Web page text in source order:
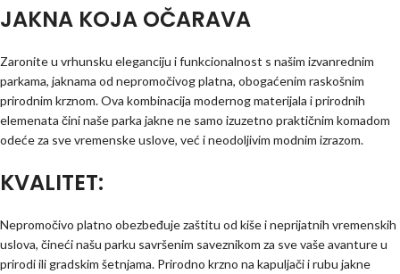
JAKNA KOJA OČARAVA
Zaronite u vrhunsku eleganciju i funkcionalnost s našim izvanrednim
parkama, jaknama od nepromočivog platna, obogaćenim raskošnim
prirodnim krznom. Ova kombinacija modernog materijala i prirodnih
elemenata čini naše parka jakne ne samo izuzetno praktičnim komadom
odeće za sve vremenske uslove, već i neodoljivim modnim izrazom.
KVALITET:
Nepromočivo platno obezbeđuje zaštitu od kiše i neprijatnih vremenskih
uslova, čineći našu parku savršenim saveznikom za sve vaše avanture u
prirodi ili gradskim šetnjama. Prirodno krzno na kapuljači i rubu jakne